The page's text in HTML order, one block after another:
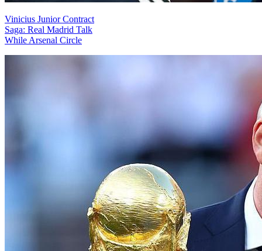
Vinicius Junior Contract
Saga: Real Madrid Talk
While Arsenal Circle